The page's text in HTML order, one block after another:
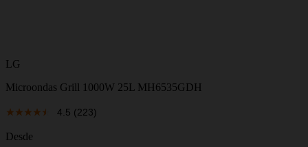
LG
Microondas Grill 1000W 25L MH6535GDH
4.5 (223)
Desde